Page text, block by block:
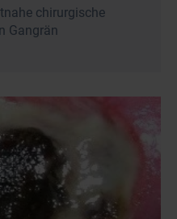
chirurgische
Gangrän